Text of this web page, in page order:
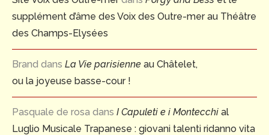
supplément d’âme des Voix des Outre-mer au Théâtre
des Champs-Elysées
Brand dans La Vie parisienne au Châtelet,
ou la joyeuse basse-cour !
Pasquale de rosa dans I Capuleti e i Montecchi al
Luglio Musicale Trapanese : giovani talenti ridanno vita